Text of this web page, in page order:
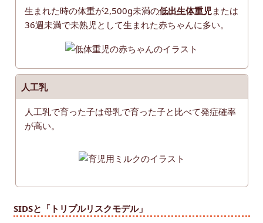
生まれた時の体重が2,500g未満の低出生体重児または
36週未満で未熟児として生まれた赤ちゃんに多い。
人工乳
人工乳で育った子は母乳で育った子と比べて発症確率
が高い。
SIDSと「トリプルリスクモデル」